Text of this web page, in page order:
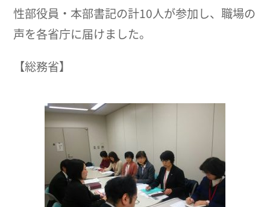
性部役員・本部書記の計10人が参加し、職場の
声を各省庁に届けました。
【総務省】